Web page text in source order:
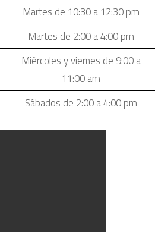
Martes de 10:30 a 12:30 pm
Martes de 2:00 a 4:00 pm
Miércoles y viernes de 9:00 a
11:00 am
Sábados de 2:00 a 4:00 pm